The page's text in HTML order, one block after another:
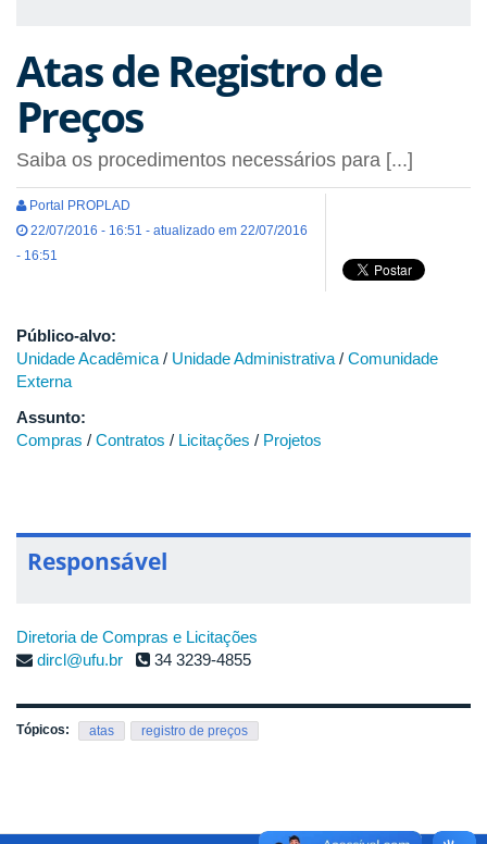
Atas de Registro de
Preços
Saiba os procedimentos necessários para [...]
Portal PROPLAD
22/07/2016 - 16:51 - atualizado em 22/07/2016
- 16:51
Público-alvo:
Unidade Acadêmica / Unidade Administrativa / Comunidade
Externa
Assunto:
Compras / Contratos / Licitações / Projetos
Responsável
Diretoria de Compras e Licitações
dircl@ufu.br
34 3239-4855
Tópicos: atas registro de preços